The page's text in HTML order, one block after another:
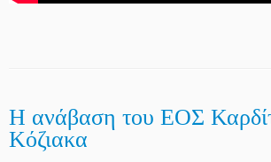
Η ανάβαση του ΕΟΣ
Κόζιακα